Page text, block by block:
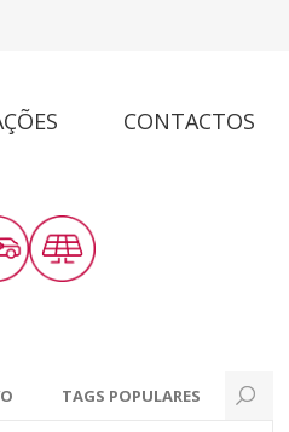
CONTACTOS
TAGS POPULARES